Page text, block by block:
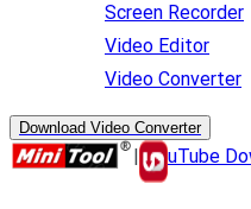
Screen Recorder
Video Editor
Video Converter
Download Video Converter
| uTube